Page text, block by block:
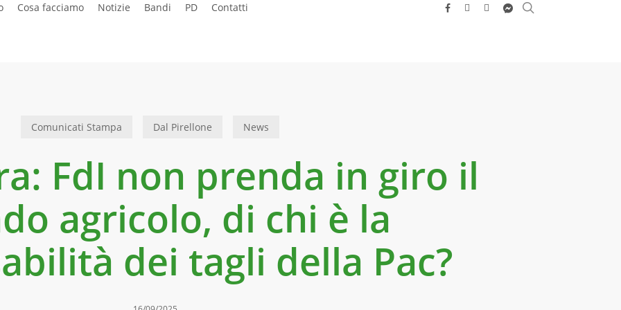
Cosa facciamo Notizie Bandi PD Contatti facebook
youtubeinstagram
messenger
Comunicati Stampa Dal Pirellone News
FdI non prenda in giro il
agricolo, di chi è la
dei tagli della Pac?